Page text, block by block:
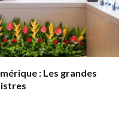
: Les grandes